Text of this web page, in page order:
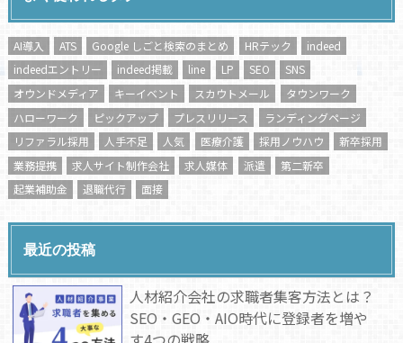
AI導入 ATS Google しごと検索のまとめ HRテック
indeed
indeedエントリー
indeed掲載 line LP SEO
SNS
オウンドメディア
キーイベント スカウトメール
タウンワーク
ハローワーク
ピックアップ プレスリリース
ランディングページ
リファラル採用
人手不足 人気 医療介護 採用ノウハウ
新卒採用
業務提携
求人サイト制作会社 求人媒体 派遣
第二新卒
起業補助金
退職代行 面接
最近の投稿
人材紹介会社の求職者集客方法とは？
SEO・GEO・AIO時代に登録者を増や